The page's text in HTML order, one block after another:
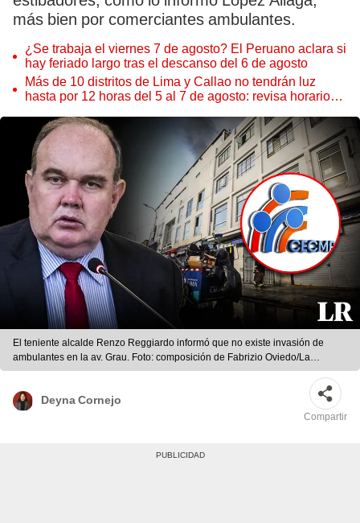
más bien por comerciantes ambulantes.
¿Se trabaja el viernes 7 de agosto? El Peruano aclara si
hay feriado largo tras el descanso del 6 de agosto
Más de 10 distritos de Lima y Callao no tendrán luz
hasta por 12 horas del 5 al 7 de agosto: revisa horarios y
El teniente alcalde Renzo Reggiardo informó que no existe invasión de
ambulantes en la av. Grau. Foto: composición de Fabrizio Oviedo/La
República/El Peruano/TV Perú/ CECRM/Facebook
Deyna Cornejo
Compartir